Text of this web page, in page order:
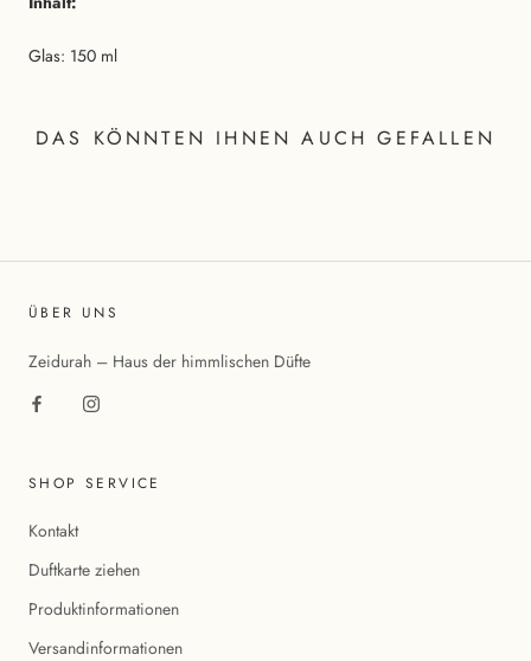
Glas: 150 ml
DAS KÖNNTEN IHNEN AUCH GEFALLEN
ÜBER UNS
Zeidurah – Haus der himmlischen Düfte
SHOP SERVICE
Kontakt
Duftkarte ziehen
Produktinformationen
Versandinformationen